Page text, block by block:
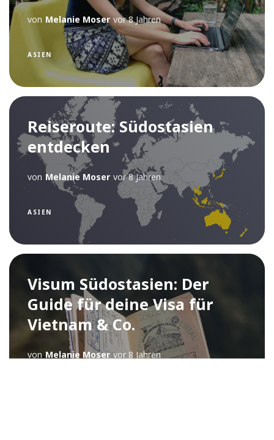
von Melanie Moser vor 8 Jahren
ASIEN
Reiseroute: Südostasien
entdecken
von Melanie Moser vor 8 Jahren
ASIEN
Visum Südostasien: Der
Guide für deine Visa für
Vietnam & Co.
von Melanie Moser vor 8 Jahren